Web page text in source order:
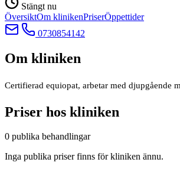
Stängt nu
ÖversiktOm klinikenPriserÖppettider
0730854142
Om kliniken
Certifierad equiopat, arbetar med djupgående
Priser hos kliniken
0 publika behandlingar
Inga publika priser finns för kliniken ännu.